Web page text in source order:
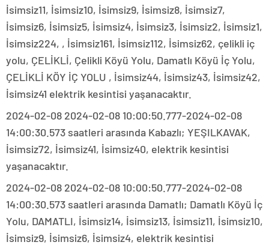
İsimsiz11, İsimsiz10, İsimsiz9, İsimsiz8, İsimsiz7,
İsimsiz6, İsimsiz5, İsimsiz4, İsimsiz3, İsimsiz2, İsimsiz1,
İsimsiz224, , İsimsiz161, İsimsiz112, İsimsiz62, çelikli iç
yolu, ÇELİKLİ, Çelikli Köyü Yolu, Damatlı Köyü İç Yolu,
ÇELİKLİ KÖY İÇ YOLU , İsimsiz44, İsimsiz43, İsimsiz42,
İsimsiz41 elektrik kesintisi yaşanacaktır.
2024-02-08 2024-02-08 10:00:50.777-2024-02-08
14:00:30.573 saatleri arasında Kabazlı; YEŞILKAVAK,
İsimsiz72, İsimsiz41, İsimsiz40, elektrik kesintisi
yaşanacaktır.
2024-02-08 2024-02-08 10:00:50.777-2024-02-08
14:00:30.573 saatleri arasında Damatlı; Damatlı Köyü İç
Yolu, DAMATLI, İsimsiz14, İsimsiz13, İsimsiz11, İsimsiz10,
İsimsiz9, İsimsiz6, İsimsiz4, elektrik kesintisi